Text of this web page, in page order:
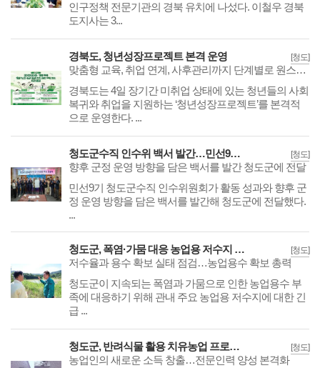
인구정책 전문기관의 경북 유치에 나섰다. 이철우 경북
도지사는 3...
[청도]
경북도, 청년성장프로젝트 본격 운영
맞춤형 교육, 취업 연계, 사후관리까지 단계별로 원스톱 지원
경북도는 4일 장기간 미취업 상태에 있는 청년들의 사회
복귀와 취업을 지원하는 ‘청년성장프로젝트’를 본격적
으로 운영한다. ...
[청도]
청도군수직 인수위 백서 발간…민선9기 청도군정 청사진 담아
향후 군정 운영 방향을 담은 백서를 발간 청도군에 전달
​​​​​​​민선9기 청도군수직 인수위원회가 활동 성과와 향후 군
정 운영 방향을 담은 백서를 발간해 청도군에 전달했다.
...
[청도]
청도군, 폭염·가뭄 대응 농업용 저수지 긴급 점검
저수율과 용수 확보 실태 점검…농업용수 확보 총력
​​​​​​​청도군이 지속되는 폭염과 가뭄으로 인한 농업용수 부
족에 대응하기 위해 관내 주요 농업용 저수지에 대한 긴
급 ...
[청도]
청도군, 반려식물 활용 치유농업 프로그램 개강
농업인의 새로운 소득 창출…전문인력 양성 본격화